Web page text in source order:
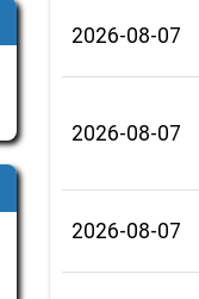
2026-08-07
2026-08-07
2026-08-07